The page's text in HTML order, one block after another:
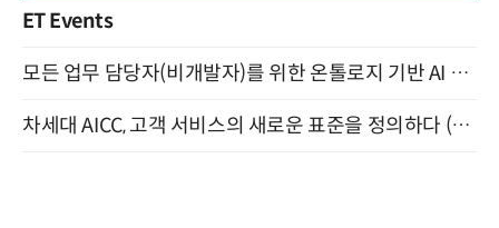
ET Events
모든 업무 담당자(비개발자)를 위한 온톨로지 기반 AI 지식체계 설계 1-day 워크숍 8월 20일 개최
차세대 AICC, 고객 서비스의 새로운 표준을 정의하다 (9/9)